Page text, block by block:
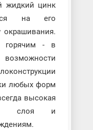
жидкий цинк
на его
окрашивания.
горячим - в
любых форм
высокая
слоя и